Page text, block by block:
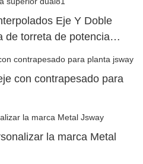
Eje Y Doble
de torreta de potencia
con contrapesado para
la marca Metal